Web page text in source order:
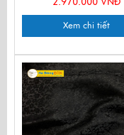
Xem chi tiết